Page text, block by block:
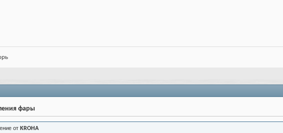
фары
от KROHA